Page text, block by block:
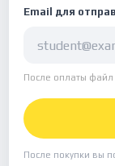
Email для
После оплаты файл
После покупки вы